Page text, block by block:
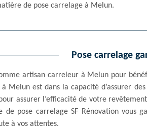
de pose carrelage à Melun.
Pose carrelage
artisan carreleur à Melun pour
à Melun est dans la capacité d’assurer
assurer l’efficacité de votre
de pose carrelage SF Rénovation vous
à vos attentes.